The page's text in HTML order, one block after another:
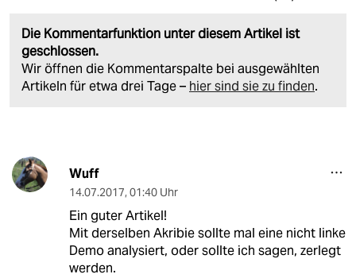
Die Kommentarfunktion unter diesem Artikel ist
geschlossen.
Wir öffnen die Kommentarspalte bei ausgewählten
Artikeln für etwa drei Tage – hier sind sie zu finden.
Wuff
14.07.2017, 01:40 Uhr
Ein guter Artikel!
Mit derselben Akribie sollte mal eine nicht linke
Demo analysiert, oder sollte ich sagen, zerlegt
werden.